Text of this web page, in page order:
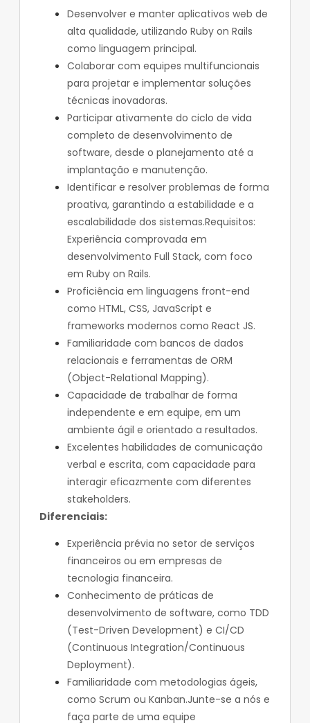
Desenvolver e manter aplicativos web de
alta qualidade, utilizando Ruby on Rails
como linguagem principal.
Colaborar com equipes multifuncionais
para projetar e implementar soluções
técnicas inovadoras.
Participar ativamente do ciclo de vida
completo de desenvolvimento de
software, desde o planejamento até a
implantação e manutenção.
Identificar e resolver problemas de forma
proativa, garantindo a estabilidade e a
escalabilidade dos sistemas.Requisitos:
Experiência comprovada em
desenvolvimento Full Stack, com foco
em Ruby on Rails.
Proficiência em linguagens front-end
como HTML, CSS, JavaScript e
frameworks modernos como React JS.
Familiaridade com bancos de dados
relacionais e ferramentas de ORM
(Object-Relational Mapping).
Capacidade de trabalhar de forma
independente e em equipe, em um
ambiente ágil e orientado a resultados.
Excelentes habilidades de comunicação
verbal e escrita, com capacidade para
interagir eficazmente com diferentes
stakeholders.
Diferenciais:
Experiência prévia no setor de serviços
financeiros ou em empresas de
tecnologia financeira.
Conhecimento de práticas de
desenvolvimento de software, como TDD
(Test-Driven Development) e CI/CD
(Continuous Integration/Continuous
Deployment).
Familiaridade com metodologias ágeis,
como Scrum ou Kanban.Junte-se a nós e
faça parte de uma equipe